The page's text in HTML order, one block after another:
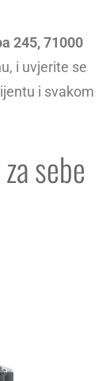
245, 71000
i uvjerite se
i svakom
sebe